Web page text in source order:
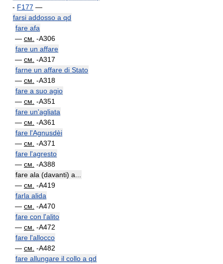
- F177 —
farsi addosso a qd
fare afa
— см. -A306
fare un affare
— см. -A317
farne un affare di Stato
— см. -A318
fare a suo agio
— см. -A351
fare un'agliata
— см. -A361
fare l'Agnusdèi
— см. -A371
fare l'agresto
— см. -A388
fare ala (davanti) a...
— см. -A419
farla alida
— см. -A470
fare con l'alito
— см. -A472
fare l'allocco
— см. -A482
fare allungare il collo a qd